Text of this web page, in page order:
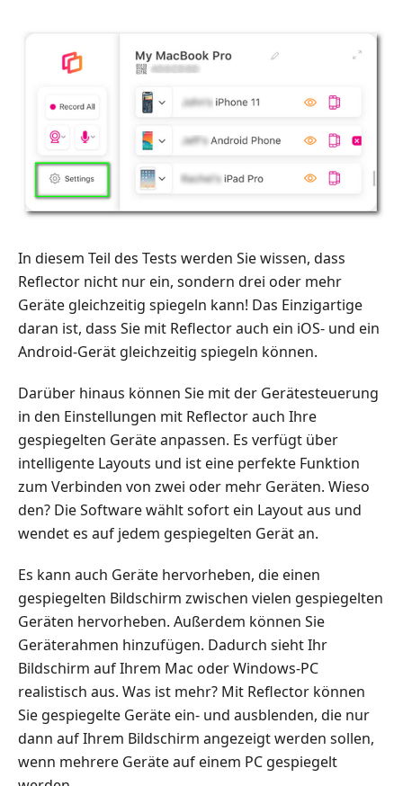
In diesem Teil des Tests werden Sie wissen, dass
Reflector nicht nur ein, sondern drei oder mehr
Geräte gleichzeitig spiegeln kann! Das Einzigartige
daran ist, dass Sie mit Reflector auch ein iOS- und ein
Android-Gerät gleichzeitig spiegeln können.
Darüber hinaus können Sie mit der Gerätesteuerung
in den Einstellungen mit Reflector auch Ihre
gespiegelten Geräte anpassen. Es verfügt über
intelligente Layouts und ist eine perfekte Funktion
zum Verbinden von zwei oder mehr Geräten. Wieso
den? Die Software wählt sofort ein Layout aus und
wendet es auf jedem gespiegelten Gerät an.
Es kann auch Geräte hervorheben, die einen
gespiegelten Bildschirm zwischen vielen gespiegelten
Geräten hervorheben. Außerdem können Sie
Geräterahmen hinzufügen. Dadurch sieht Ihr
Bildschirm auf Ihrem Mac oder Windows-PC
realistisch aus. Was ist mehr? Mit Reflector können
Sie gespiegelte Geräte ein- und ausblenden, die nur
dann auf Ihrem Bildschirm angezeigt werden sollen,
wenn mehrere Geräte auf einem PC gespiegelt